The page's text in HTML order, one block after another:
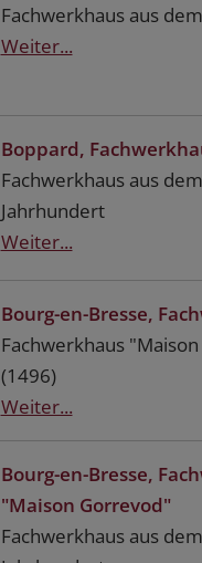
Fachwerkhaus aus
Weiter...
Boppard,
Fachwerkhaus aus
Jahrhundert
Weiter...
Bourg-en-Bresse,
Fachwerkhaus
(1496)
Weiter...
Bourg-en-Bresse,
"Maison Gorrevod"
Fachwerkhaus aus